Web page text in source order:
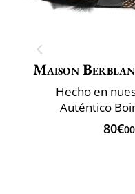
Maison
Hecho en
Auténtico
80€00